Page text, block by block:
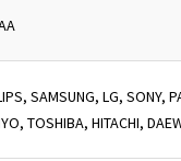
SAMSUNG, LG, SONY,
TOSHIBA, HITACHI,